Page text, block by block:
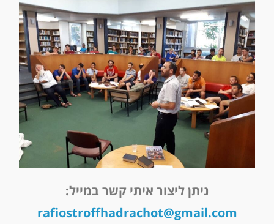
ניתן ליצור איתי קשר במייל:
rafiostroffhadrachot@gmail.com